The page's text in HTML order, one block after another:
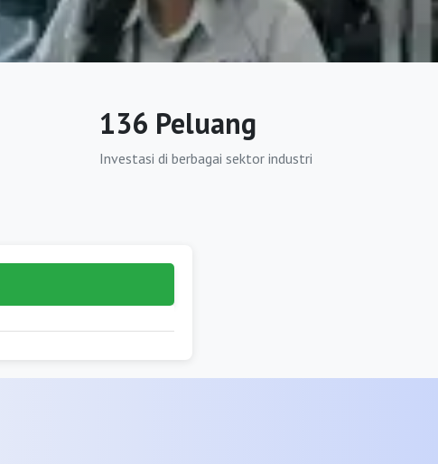
136 Peluang
Investasi di berbagai sektor industri